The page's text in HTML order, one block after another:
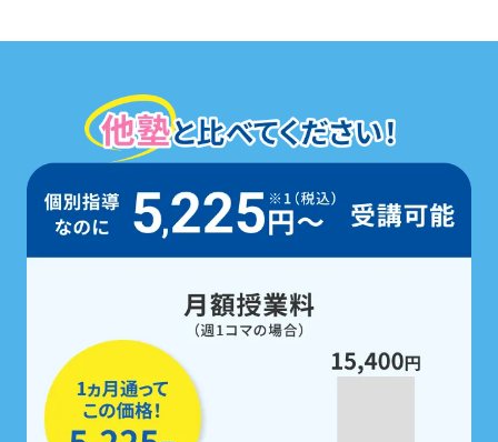
定期テスト前は、
5教科すべての勉強